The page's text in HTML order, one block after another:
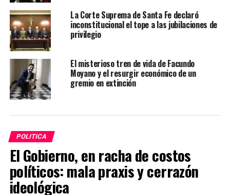
La Corte Suprema de Santa Fe declaró
inconstitucional el tope a las jubilaciones de
privilegio
El misterioso tren de vida de Facundo
Moyano y el resurgir económico de un
gremio en extinción
POLITICA
El Gobierno, en racha de costos
políticos: mala praxis y cerrazón
ideológica